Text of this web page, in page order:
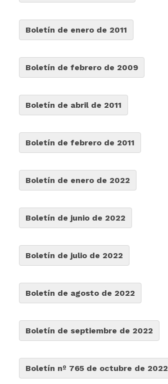
Boletín de enero de 2011
Boletín de febrero de 2009
Boletín de abril de 2011
Boletín de febrero de 2011
Boletín de enero de 2022
Boletín de junio de 2022
Boletín de julio de 2022
Boletín de agosto de 2022
Boletín de septiembre de 2022
Boletín nº 765 de octubre de 2022